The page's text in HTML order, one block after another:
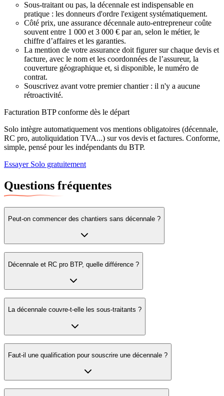
Sous-traitant ou pas, la décennale est indispensable en
pratique : les donneurs d'ordre l'exigent systématiquement.
Côté prix, une assurance décennale auto-entrepreneur coûte
souvent entre 1 000 et 3 000 € par an, selon le métier, le
chiffre d’affaires et les garanties.
La mention de votre assurance doit figurer sur chaque devis et
facture, avec le nom et les coordonnées de l’assureur, la
couverture géographique et, si disponible, le numéro de
contrat.
Souscrivez avant votre premier chantier : il n'y a aucune
rétroactivité.
Facturation BTP conforme dès le départ
Solo intègre automatiquement vos mentions obligatoires (décennale,
RC pro, autoliquidation TVA...) sur vos devis et factures. Conforme,
simple, pensé pour les indépendants du BTP.
Essayer Solo gratuitement
Questions fréquentes
Peut-on commencer des chantiers sans décennale ?
Décennale et RC pro BTP, quelle différence ?
La décennale couvre-t-elle les sous-traitants ?
Faut-il une qualification pour souscrire une décennale ?